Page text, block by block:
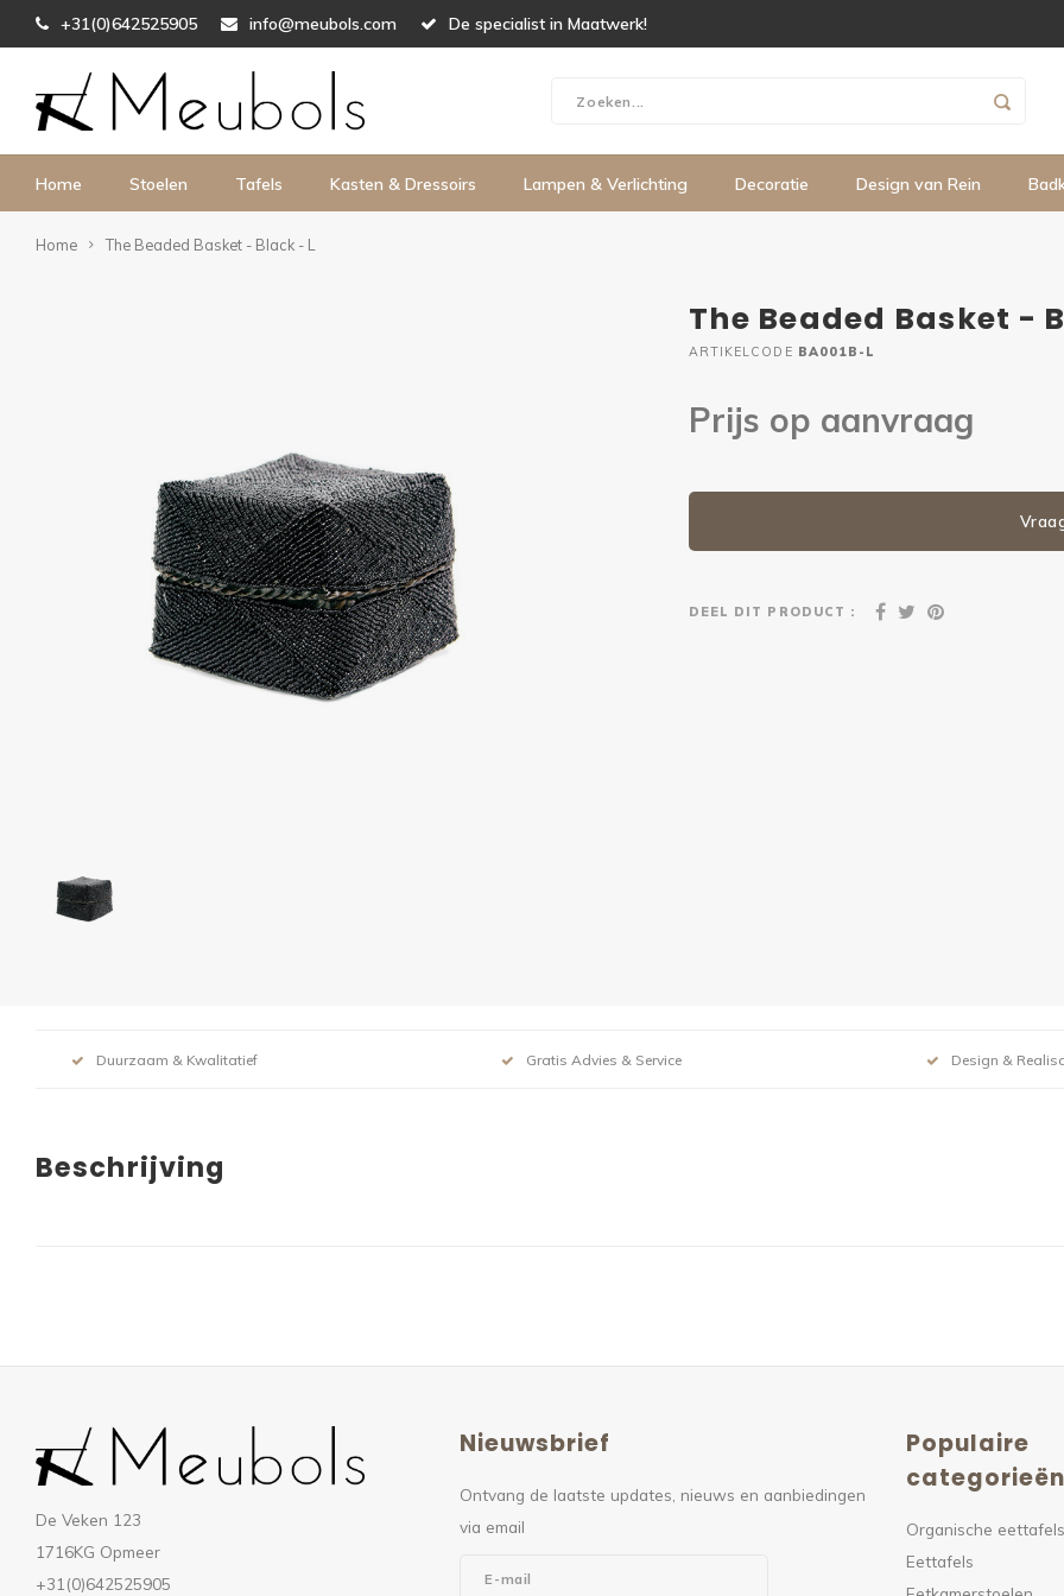
+31(0)642525905 info@meubols.com De specialist in Maatwerk!
Home Stoelen Tafels Kasten & Dressoirs Lampen & Verlichting Decoratie Design van Rein
Home The Beaded Basket - Black - L
The Beaded Basket -
ARTIKELCODE BA001B-L
Prijs op aanvraag
DEEL DIT PRODUCT :
Duurzaam & Kwalitatief Gratis Advies & Service Design &
Beschrijving
De Veken 123
1716KG Opmeer
+31(0)642525905
Nieuwsbrief
Ontvang de laatste updates, nieuws en aanbiedingen
via email
Populaire
categorieën
Organische eettafels
Eettafels